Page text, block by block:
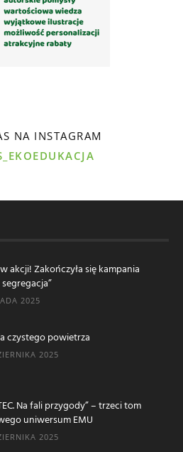
NA INSTAGRAM
akcji! Zakończyła się kampania
segregacja”
2025
czystego powietrza
2025
Na fali przygody” – trzeci tom
uniwersum EMU
2025